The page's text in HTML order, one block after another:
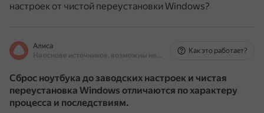
настроек от чистой переустановки Windows?
Алиса
На основе источников, возможны неточности
Как это работает?
Сброс ноутбука до заводских настроек и чистая
переустановка Windows отличаются по характеру
процесса и последствиям.